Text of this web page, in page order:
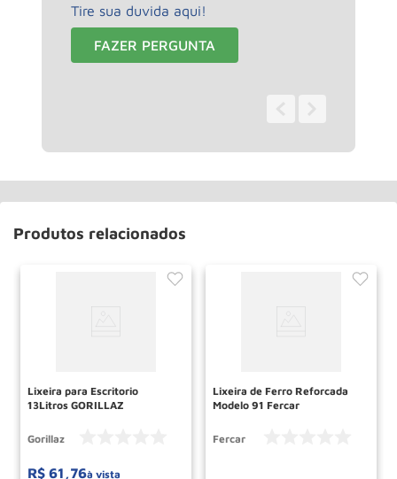
Tire sua duvida aqui!
FAZER PERGUNTA
Produtos relacionados
Lixeira para Escritorio
13Litros GORILLAZ
Gorillaz
R$ 61 ,76à vista
Lixeira de Ferro Reforcada
Modelo 91 Fercar
Fercar